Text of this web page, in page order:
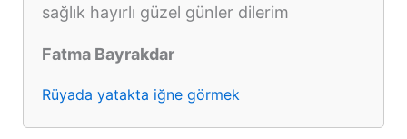
sağlık hayırlı güzel günler dilerim
Fatma Bayrakdar
Rüyada yatakta iğne görmek